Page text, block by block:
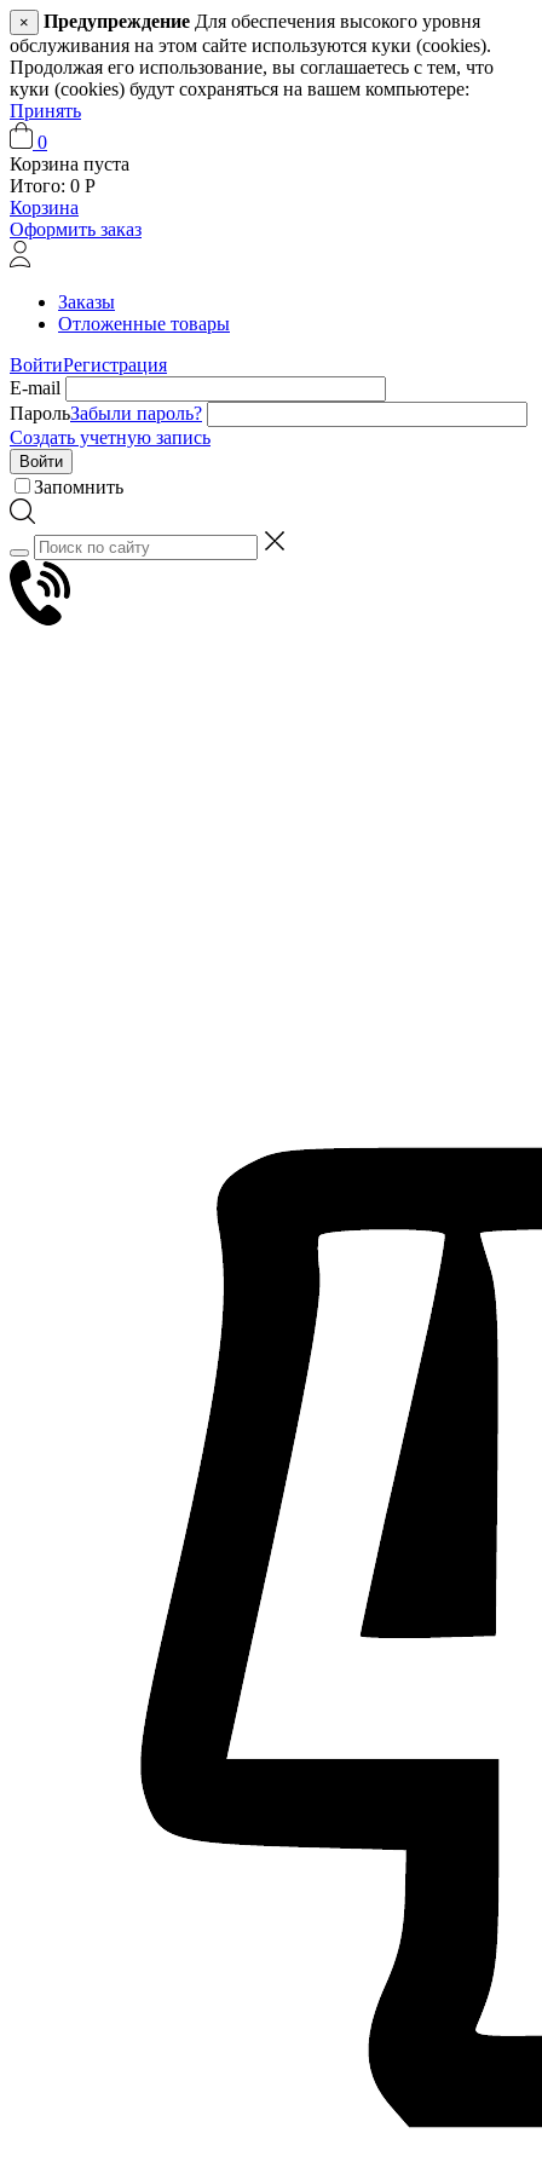
× Предупреждение Для обеспечения высокого уровня
обслуживания на этом сайте используются куки (cookies).
Продолжая его использование, вы соглашаетесь с тем, что
куки (cookies) будут сохраняться на вашем компьютере:
Принять
0
Корзина пуста
Итого: 0 Р
Корзина
Оформить заказ
Заказы
Отложенные товары
ВойтиРегистрация
E-mail
ПарольЗабыли пароль?
Создать учетную запись
Войти
Запомнить